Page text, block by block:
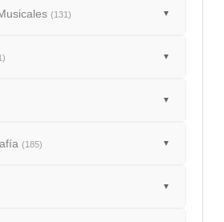
(131) ▼
▼
▼
(185) ▼
▼